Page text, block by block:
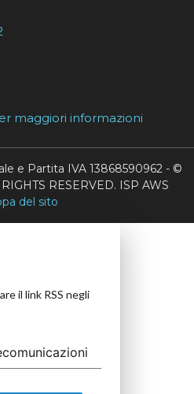
maggiori informazioni
e Partita IVA 13868590962 - ©
RESERVED. ISP AWS
del sito
il link RSS negli